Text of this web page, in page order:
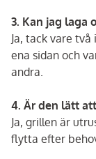
3. Kan jag laga
Ja, tack vare
ena sidan och
andra.
4. Är den lätt
Ja, grillen är
flytta efter